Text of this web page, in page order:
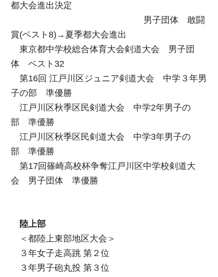
都大会進出決定
男子団体 敢闘
賞(ベスト8)→夏季都大会進出
東京都中学校総合体育大会剣道大会 男子団
体 ベスト32
第16回 江戸川区ジュニア剣道大会 中学３年男
子の部 準優勝
江戸川区秋季区民剣道大会 中学2年男子の
部 準優勝
江戸川区秋季区民剣道大会 中学3年男子の
部 準優勝
第17回篠崎高校杯争奪江戸川区中学校剣道大
会 男子団体 準優勝
陸上部
＜都陸上東部地区大会＞
３年女子走高跳 第２位
３年男子砲丸投 第３位